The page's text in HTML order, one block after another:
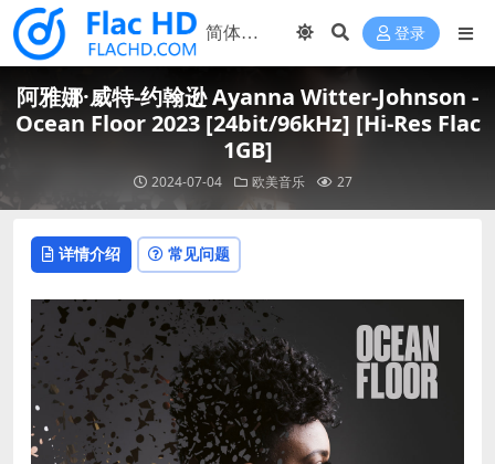
登录
阿雅娜·威特-约翰逊 Ayanna Witter-Johnson -
Ocean Floor 2023 [24bit/96kHz] [Hi-Res Flac
1GB]
2024-07-04 欧美音乐 27
详情介绍 常见问题